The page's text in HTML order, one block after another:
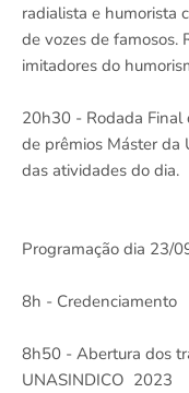
radialista e humorista
de vozes de famosos.
imitadores do
20h30 - Rodada Final
de prêmios Máster
das atividades do dia.
Programação dia 23/
8h - Credenciamento
8h50 - Abertura dos
UNASINDICO 2023